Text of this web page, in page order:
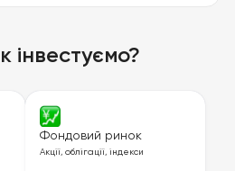
інвестуємо?
Фондовий ринок
Акції, облігації, індекси